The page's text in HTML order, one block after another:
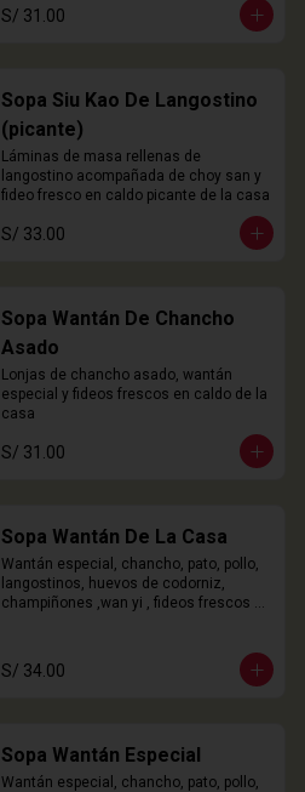
S/ 31.00
Sopa Siu Kao De Langostino
(picante)
Láminas de masa rellenas de
langostino acompañada de choy san y
fideo fresco en caldo picante de la casa
S/ 33.00
Sopa Wantán De Chancho
Asado
Lonjas de chancho asado, wantán
especial y fideos frescos en caldo de la
casa
S/ 31.00
Sopa Wantán De La Casa
Wantán especial, chancho, pato, pollo,
langostinos, huevos de codorniz,
champiñones ,wan yi , fideos frescos
S/ 34.00
Sopa Wantán Especial
Wantán especial, chancho, pato, pollo,